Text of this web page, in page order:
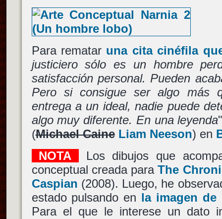
Para rematar una cita cinéfila
justiciero sólo es un hombre
satisfacción personal. Pueden
Pero si consigue ser algo más
entrega a un ideal, nadie puede
algo muy diferente. En una leyenda
(Michael Caine Liam Neeson) en
NOTA
Los dibujos que
conceptual creada paraThe
Caspian (2008). Luego, he
estado pulsando en la imagen
Para el que le interese un dato